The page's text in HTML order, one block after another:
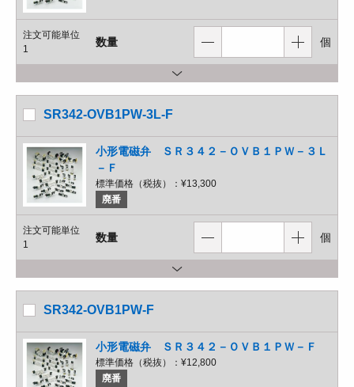
注文可能単位
1
数量 個
SR342-OVB1PW-3L-F
小形電磁弁 ＳＲ３４２－ＯＶＢ１ＰＷ－３Ｌ
－Ｆ
標準価格（税抜）： ¥13,300
廃番
注文可能単位
1
数量 個
SR342-OVB1PW-F
小形電磁弁 ＳＲ３４２－ＯＶＢ１ＰＷ－Ｆ
標準価格（税抜）： ¥12,800
廃番